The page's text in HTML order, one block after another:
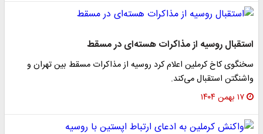
استقبال روسیه از مذاکرات هسته‌ای در مسقط
سخنگوی کاخ کرملین اعلام کرد روسیه از مذاکرات مسقط بین تهران و
واشنگتن استقبال می‌کند.
۱۷ بهمن ۱۴۰۴